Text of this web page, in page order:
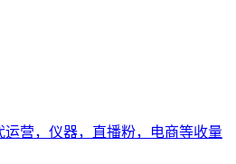
营，仪器，直播粉，电商等收量